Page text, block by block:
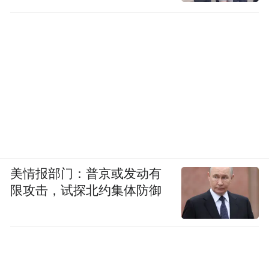
美情报部门：普京或发动有
限攻击，试探北约集体防御